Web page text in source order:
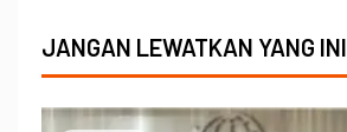
JANGAN LEWATKAN YANG INI